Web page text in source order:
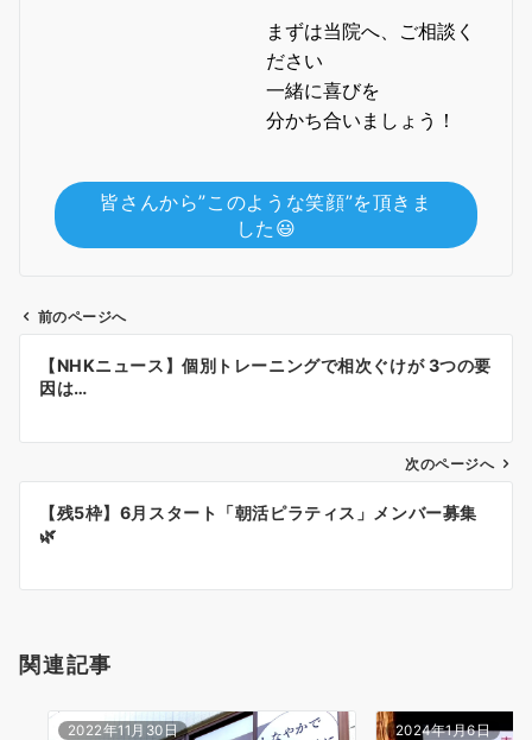
まずは当院へ、ご相談く
ださい
一緒に喜びを
分かち合いましょう！
皆さんから”このような笑顔”を頂きま
した😃
ン
前のページへ
【NHKニュース】個別トレーニングで相次ぐけが 3つの要
因は…
次のページへ
【残5枠】6月スタート「朝活ピラティス」メンバー募集
🌿
関連記事
2022年11月30日 2024年1月6日